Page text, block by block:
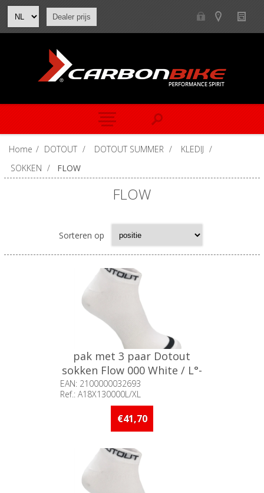
Dealer prijs
Home / DOTOUT / DOTOUT SUMMER / KLEDIJ /
SOKKEN / FLOW
FLOW
Sorteren op
pak met 3 paar Dotout
sokken Flow 000 White / L°-
XL°
EAN: 2100000032693
Ref.: A18X130000L/XL
Beschikbaarheid:: 5 stuks of
meer op voorraad€41,70